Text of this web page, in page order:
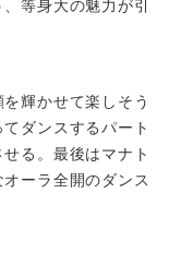
等身大の魅力が引
輝かせて楽しそう
ダンスするパート
る。最後はマナト
ーラ全開のダンス